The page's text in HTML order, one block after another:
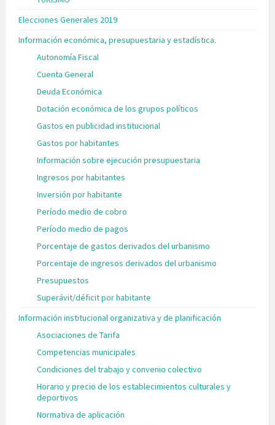
Elecciones Generales 2019
Información económica, presupuestaria y estadística.
Autonomía Fiscal
Cuenta General
Deuda Económica
Dotación económica de los grupos políticos
Gastos en publicidad institucional
Gastos por habitantes
Información sobre ejecución presupuestaria
Ingresos por habitantes
Inversión por habitante
Período medio de cobro
Período medio de pagos
Porcentaje de gastos derivados del urbanismo
Porcentaje de ingresos derivados del urbanismo
Presupuestos
Superávit/déficit por habitante
Información institucional organizativa y de planificación
Asociaciones de Tarifa
Competencias municipales
Condiciones del trabajo y convenio colectivo
Horario y precio de los establecimientos culturales y
deportivos
Normativa de aplicación